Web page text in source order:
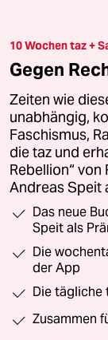
10 Wochen taz +
Gegen
Zeiten wie
unabhängig,
Faschismus,
die taz und
Rebellion“
Andreas Speit
Das neue
Speit als
Die
der App
Die tägliche
Zusammen